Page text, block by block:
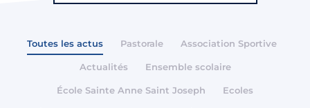
Toutes les actus Pastorale Association Sportive
Actualités Ensemble scolaire
École Sainte Anne Saint Joseph Ecoles